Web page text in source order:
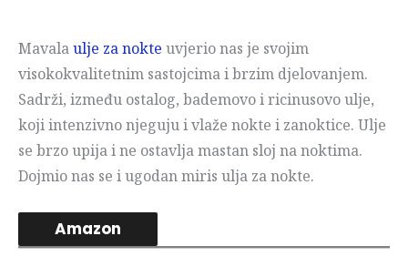
Mavalaulje za nokte uvjerio nas je svojim
visokokvalitetnim sastojcima i brzim djelovanjem.
Sadrži, između ostalog, bademovo i ricinusovo ulje,
koji intenzivno njeguju i vlaže nokte i zanoktice. Ulje
se brzo upija i ne ostavlja mastan sloj na noktima.
Dojmio nas se i ugodan miris ulja za nokte.
Amazon